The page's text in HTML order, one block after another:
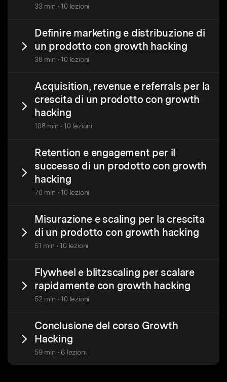
33 min • 10 lezioni
Definire marketing e distribuzione di
un prodotto con growth hacking
38 min • 10 lezioni
Acquisition, revenue e referrals per la
crescita di un prodotto con growth
hacking
108 min • 10 lezioni
Retention e engagement per il
successo di un prodotto con growth
hacking
70 min • 10 lezioni
Misurazione e scaling per la crescita
di un prodotto con growth hacking
51 min • 10 lezioni
Flywheel e blitzscaling per scalare
rapidamente con growth hacking
52 min • 10 lezioni
Conclusione del corso Growth
Hacking
59 min • 6 lezioni